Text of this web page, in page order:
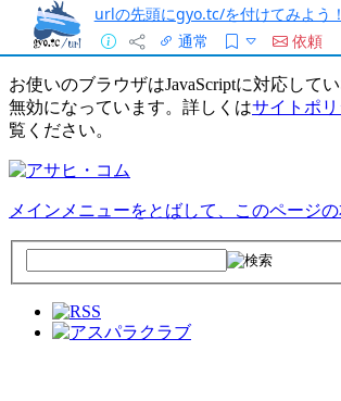
urlの先頭にgyo.tc/を付けてみよう！
通常
依頼